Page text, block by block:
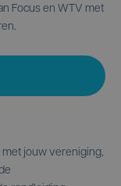
Focus en WTV met
jouw vereniging,